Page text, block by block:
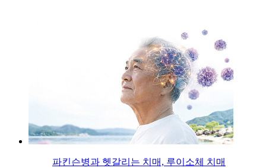
파킨슨병과 헷갈리는 치매, 루이소체 치매